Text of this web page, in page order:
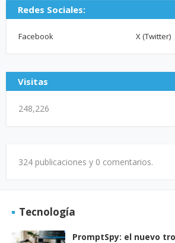
Redes Sociales:
Facebook X (Twitter)
Visitas
248,226
324 publicaciones y 0 comentarios.
Tecnología
PromptSpy: el nuevo